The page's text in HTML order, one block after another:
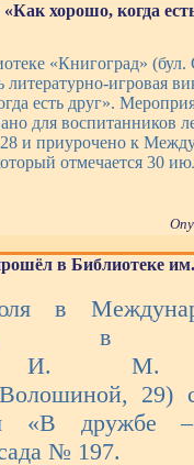
хорошо, когда
«Книгоград» (бул.
литературно-игровая
есть друг».
для воспитанников
и приурочено к
отмечается 30
в Библиотеке им.
в
в
М.
29)
«В дружбе
№ 197.